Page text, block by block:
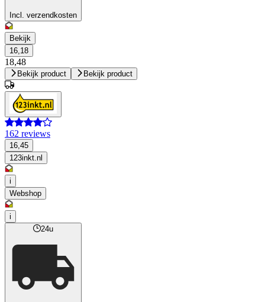
Incl. verzendkosten
Bekijk
16,18
18,48
Bekijk product Bekijk product
162 reviews
16,45
123inkt.nl
i
Webshop
i
24u